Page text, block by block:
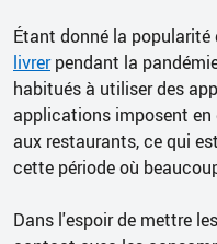
Étant donné la popularité
livrerpendant la
habitués à utiliser des
applications imposent en
aux restaurants, ce qui
cette période où
Dans l'espoir de mettre